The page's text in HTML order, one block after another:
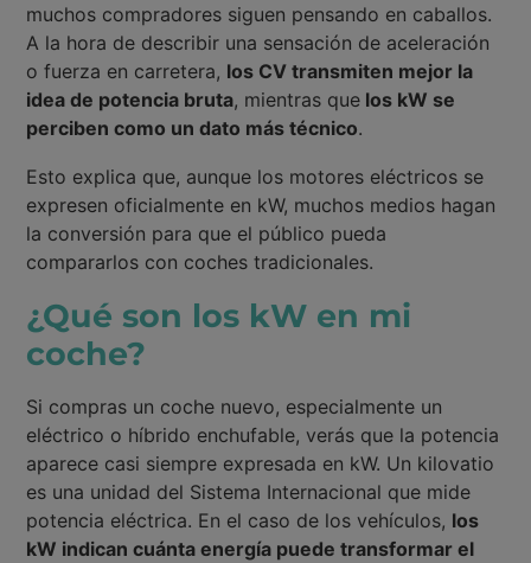
muchos compradores siguen pensando en caballos.
A la hora de describir una sensación de aceleración
o fuerza en carretera, los CV transmiten mejor la
idea de potencia bruta, mientras que los kW se
perciben como un dato más técnico.
Esto explica que, aunque los motores eléctricos se
expresen oficialmente en kW, muchos medios hagan
la conversión para que el público pueda
compararlos con coches tradicionales.
¿Qué son los kW en mi
coche?
Si compras un coche nuevo, especialmente un
eléctrico o híbrido enchufable, verás que la potencia
aparece casi siempre expresada en kW. Un kilovatio
es una unidad del Sistema Internacional que mide
potencia eléctrica. En el caso de los vehículos, los
kW indican cuánta energía puede transformar el